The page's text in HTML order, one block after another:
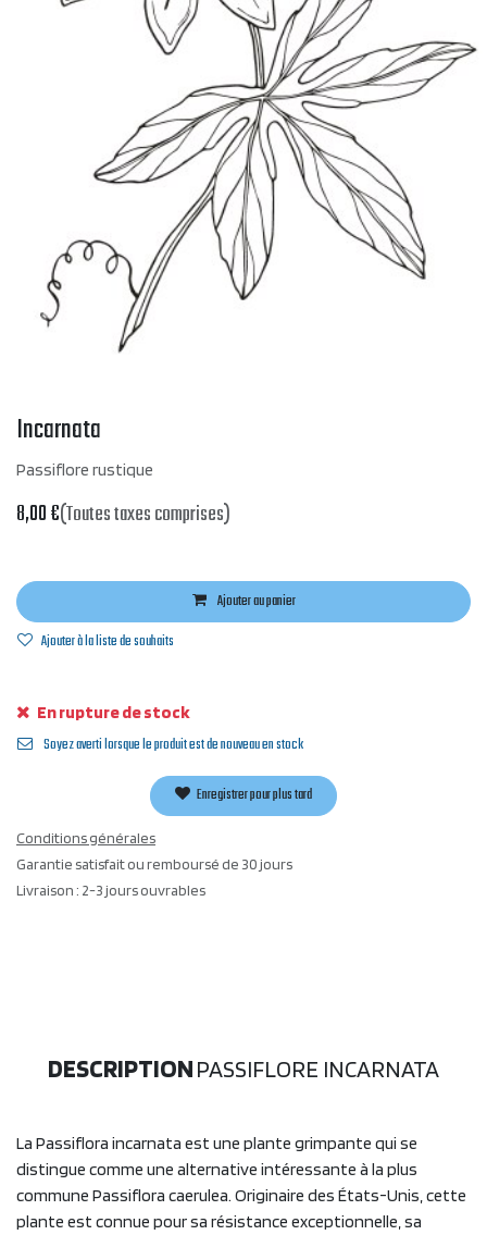
Incarnata
Passiflore rustique
8,00€(Toutes taxes comprises)
Ajouter au panier
Ajouter à la liste de souhaits
En rupture de stock
Soyez averti lorsque le produit est de nouveau en stock
Enregistrer pour plus tard
Conditions générales
Garantie satisfait ou remboursé de 30 jours
Livraison : 2-3 jours ouvrables
DESCRIPTIONPASSIFLORE INCARNATA
La Passiflora incarnata est une plante grimpante qui se
distingue comme une alternative intéressante à la plus
commune Passiflora caerulea. Originaire des États-Unis, cette
plante est connue pour sa résistance exceptionnelle, sa